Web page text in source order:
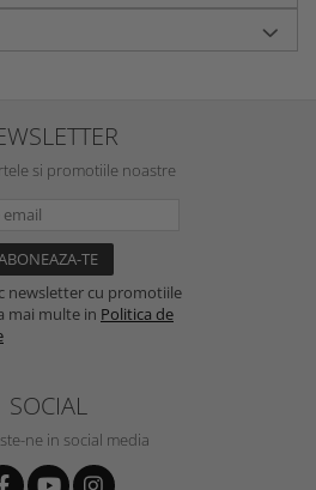
si promotiile noastre
newsletter cu promotiile
mai multe in Politica de
SOCIAL
ne in social media